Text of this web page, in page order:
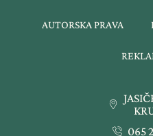
AUTORSKA PRAVA
065